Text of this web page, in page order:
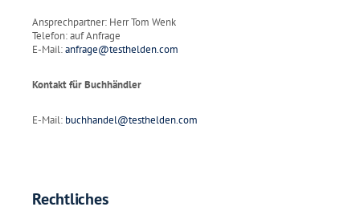
Ansprechpartner: Herr Tom Wenk
Telefon: auf Anfrage
E-Mail:anfrage@testhelden.com
Kontakt für Buchhändler
E-Mail: buchhandel@testhelden.com
Rechtliches